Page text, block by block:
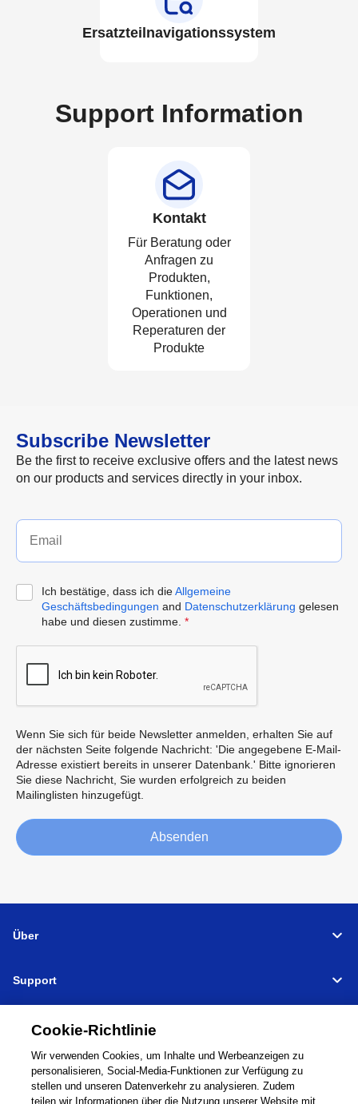
Ersatzteilnavigationssystem
Support Information
Kontakt
Für Beratung oder
Anfragen zu
Produkten,
Funktionen,
Operationen und
Reperaturen der
Produkte
Subscribe Newsletter
Be the first to receive exclusive offers and the latest news
on our products and services directly in your inbox.
Ich bestätige, dass ich dieAllgemeine
Geschäftsbedingungen and Datenschutzerklärung gelesen
habe und diesen zustimme. *
Wenn Sie sich für beide Newsletter anmelden, erhalten Sie auf
der nächsten Seite folgende Nachricht: 'Die angegebene E-Mail-
Adresse existiert bereits in unserer Datenbank.' Bitte ignorieren
Sie diese Nachricht, Sie wurden erfolgreich zu beiden
Mailinglisten hinzugefügt.
Absenden
Über
Support
Global Network Nutzungsbedingungen
Cookie-Richtlinie
Wir verwenden Cookies, um Inhalte und Werbeanzeigen zu
personalisieren, Social-Media-Funktionen zur Verfügung zu
stellen und unseren Datenverkehr zu analysieren. Zudem
teilen wir Informationen über die Nutzung unserer Website mit